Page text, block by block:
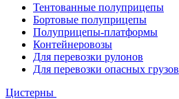
Тентованные полуприцепы
Бортовые полуприцепы
Полуприцепы-платформы
Контейнеровозы
Для перевозки рулонов
Для перевозки опасных грузов
Цистерны